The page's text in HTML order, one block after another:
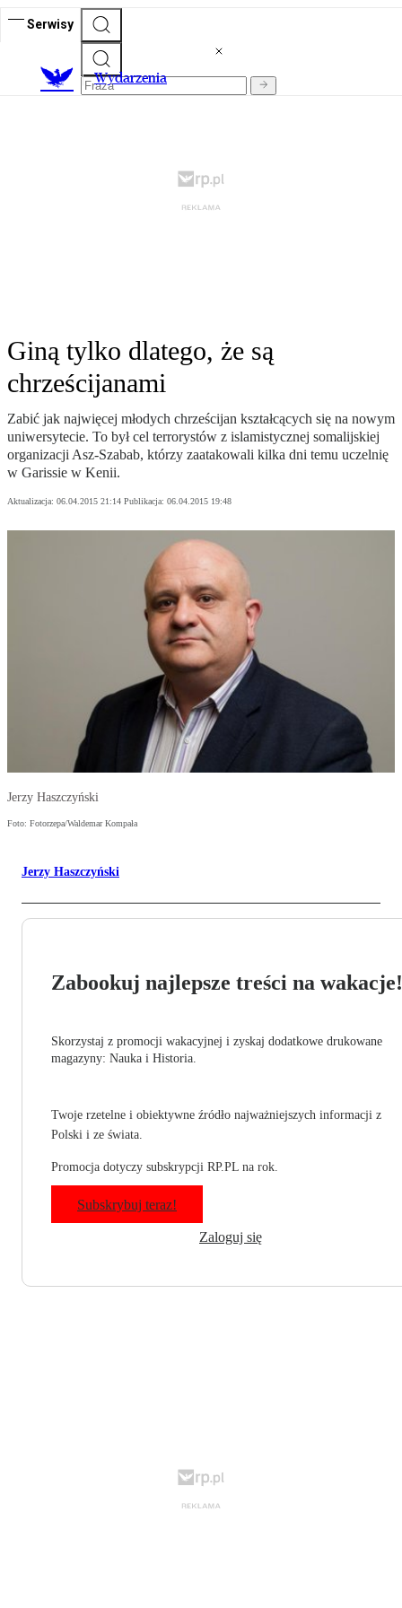
Serwisy
Wydarzenia
Giną tylko dlatego, że są
chrześcijanami
Zabić jak najwięcej młodych chrześcijan kształcących się na nowym
uniwersytecie. To był cel terrorystów z islamistycznej somalijskiej
organizacji Asz-Szabab, którzy zaatakowali kilka dni temu uczelnię
w Garissie w Kenii.
Aktualizacja: 06.04.2015 21:14 Publikacja: 06.04.2015 19:48
Jerzy Haszczyński
Foto: Fotorzepa/Waldemar Kompała
Jerzy Haszczyński
Zabookuj najlepsze treści na wakacje!
Skorzystaj z promocji wakacyjnej i zyskaj dodatkowe drukowane
magazyny: Nauka i Historia.
Twoje rzetelne i obiektywne źródło najważniejszych informacji z
Polski i ze świata.
Promocja dotyczy subskrypcji RP.PL na rok.
Subskrybuj teraz!
Zaloguj się